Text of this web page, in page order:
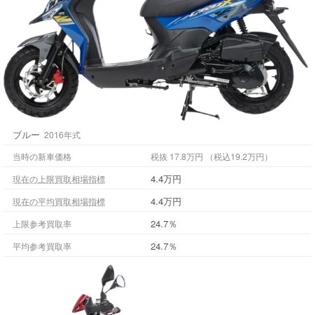
ブルー 2016年式
当時の新車価格
税抜 17.8万円 （税込19.2万円）
現在の上限買取相場指標
4.4万円
現在の平均買取相場指標 4.4万円
上限参考買取率 24.7％
平均参考買取率 24.7％